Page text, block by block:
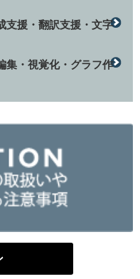
支援・翻訳支援・文字
集・視覚化・グラフ作